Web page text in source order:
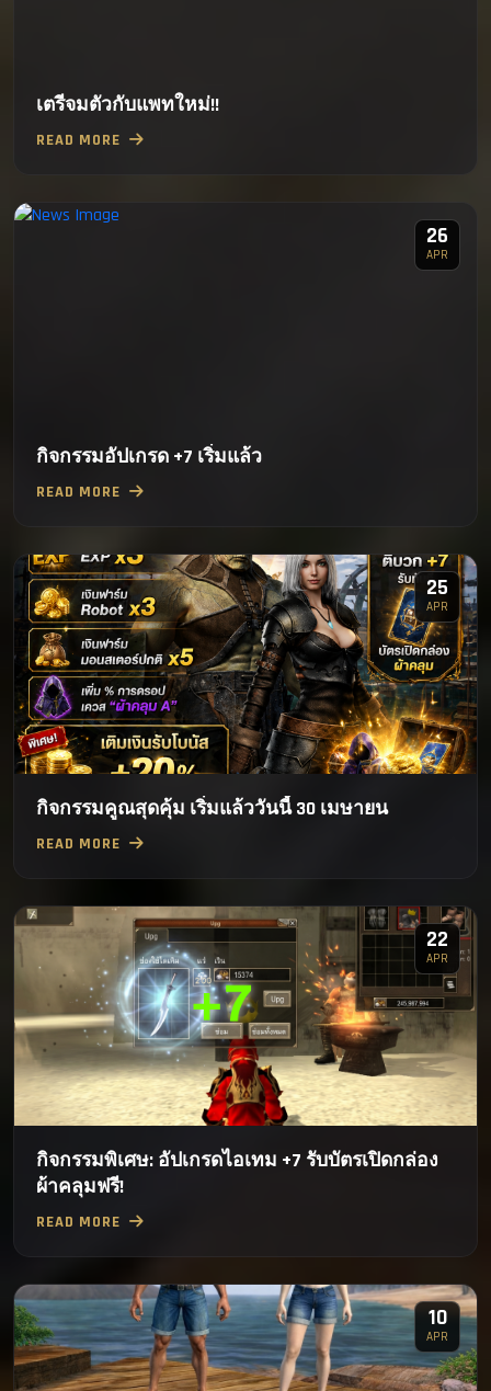
เตรีจมตัวกับแพทใหม่!!
READ MORE
26
APR
กิจกรรมอัปเกรด +7 เริ่มแล้ว
READ MORE
25
APR
กิจกรรมคูณสุดคุ้ม เริ่มแล้ววันนี้ 30 เมษายน
READ MORE
22
APR
กิจกรรมพิเศษ: อัปเกรดไอเทม +7 รับบัตรเปิดกล่อง
ผ้าคลุมฟรี!
READ MORE
10
APR